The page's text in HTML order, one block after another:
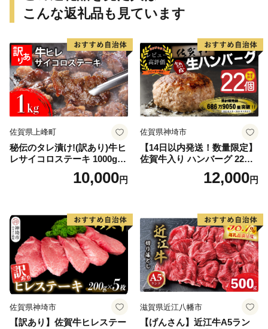
こんな返礼品も見ています
佐賀県上峰町
秘伝のタレ漬け!(訳あり)牛ヒ
レサイコロステーキ 1000g
10,000円
佐賀県神埼市
【14日以内発送！数量限定】
佐賀牛入り ハンバーグ 22個
2.6kg(120g×22個)【佐賀牛
黒毛和牛 ブランド牛 九州 ハ
気】(H083106)
12,000円
佐賀県神埼市
【訳あり】佐賀牛ヒレステー
滋賀県近江八幡市
【げんさん】近江牛A5ラン